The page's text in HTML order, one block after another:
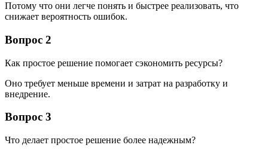
Потому что они легче понять и быстрее реализовать, что
снижает вероятность ошибок.
Вопрос 2
Как простое решение помогает сэкономить ресурсы?
Оно требует меньше времени и затрат на разработку и
внедрение.
Вопрос 3
Что делает простое решение более надежным?